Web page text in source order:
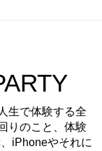
生で体験する全
りのこと、体験
iPhoneやそれに